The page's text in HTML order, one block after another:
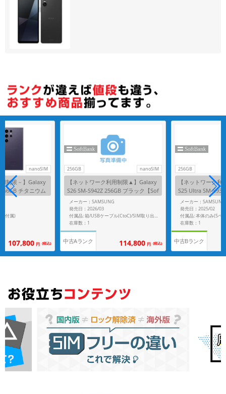
nanoSIM
制限－】Galaxy
チタニウム
版 SIMフリ
付属)
107,800 円 (税込)
256GB nanoSIM
【ネットワーク利用制限▲】Galaxy
S26 SM-S942Z 256GB ブラック【Sof
tBank版 SIMフリー】
メーカー：SAMSUNG
発売日：2026/03
付属品: 箱/USBケーブル(CtoC)/SIM取り出し用ピン/クイックスタートガイド
在庫数：1
中古Aランク 114,800 円 (税込)
256GB
【ネットワーク
S25 Ultra SM-
ムシルバーブル
フリー】
メーカー：SAMSUNG
発売日：2025/02
付属品: 本体のみ(Sペ
在庫数：1
中古Bランク